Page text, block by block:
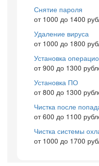
Снятие пароля
от 1000 до 1400
Удаление вируса
от 1000 до 1800
Установка
от 900 до 1300
Установка ПО
от 800 до 1300
Чистка после
от 600 до 1100
Чистка системы
от 1000 до 1700